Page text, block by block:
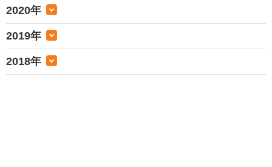
2020年
2019年
2018年